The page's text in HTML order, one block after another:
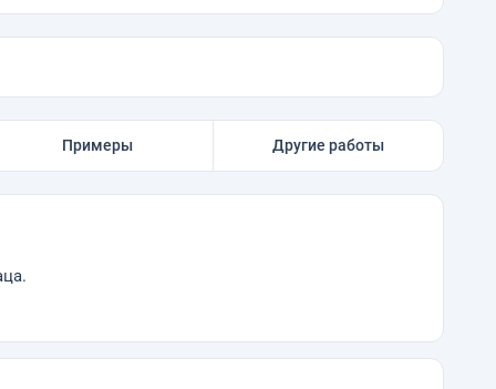
Примеры Другие работы